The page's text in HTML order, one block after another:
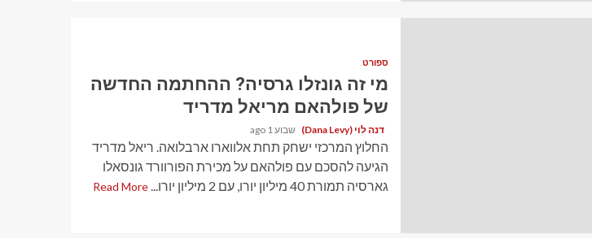
ספורט
מי זה גונזלו גרסיה? ההחתמה החדשה
של פולהאם מריאל מדריד
דנה לוי (Dana Levy) שבוע 1 ago
החלוץ המרכזי ישחק תחת אלווארו ארבלואה. ריאל מדריד
הגיעה להסכם עם פולהאם על מכירת הפורוורד גונסאלו
גארסיה תמורת 40 מיליון יורו, עם 2 מיליון יורו...
Read More